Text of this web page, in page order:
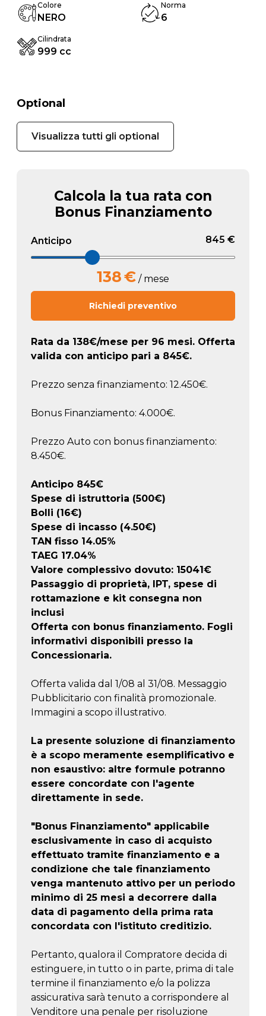
Colore
NERO
Norma
6
Cilindrata
999 cc
Optional
Visualizza tutti gli optional
Calcola la tua rata con
Bonus Finanziamento
Anticipo 845 €
138€ / mese
Richiedi preventivo
Rata da 138€/mese per 96 mesi. Offerta
valida con anticipo pari a 845€.
Prezzo senza finanziamento: 12.450€.
Bonus Finanziamento: 4.000€.
Prezzo Auto con bonus finanziamento:
8.450€.
Anticipo 845€
Spese di istruttoria (500€)
Bolli (16€)
Spese di incasso (4.50€)
TAN fisso 14.05%
TAEG 17.04%
Valore complessivo dovuto: 15041 €
Passaggio di proprietà, IPT, spese di
rottamazione e kit consegna non
inclusi
Offerta con bonus finanziamento. Fogli
informativi disponibili presso la
Concessionaria.
Offerta valida dal 1/08 al 31/08. Messaggio
Pubblicitario con finalità promozionale.
Immagini a scopo illustrativo.
La presente soluzione di finanziamento
è a scopo meramente esemplificativo e
non esaustivo: altre formule potranno
essere concordate con l'agente
direttamente in sede.
"Bonus Finanziamento" applicabile
esclusivamente in caso di acquisto
effettuato tramite finanziamento e a
condizione che tale finanziamento
venga mantenuto attivo per un periodo
minimo di 25 mesi a decorrere dalla
data di pagamento della prima rata
concordata con l'istituto creditizio.
Pertanto, qualora il Compratore decida di
estinguere, in tutto o in parte, prima di tale
termine il finanziamento e/o la polizza
assicurativa sarà tenuto a corrispondere al
Venditore una penale per risoluzione